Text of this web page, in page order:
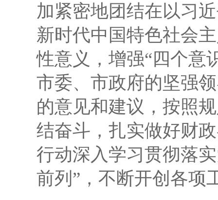
加紧密地团结在以习
新时代中国特色社会
性意义，增强“四个意
市委、市政府的坚强
的意见和建议，按照
结奋斗，扎实做好财
行动深入学习贯彻落
前列”，不断开创各项